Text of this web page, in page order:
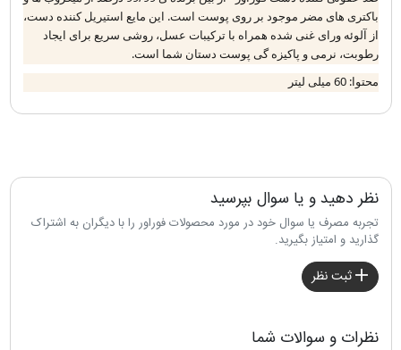
باکتری های مضر موجود بر روی پوست است. این مایع استیریل کننده دست،
از آلوئه ورای غنی شده همراه با ترکیبات عسل، روشی سریع برای ایجاد
رطوبت، نرمی و پاکیزه گی پوست دستان شما است.
محتوا: 60 میلی لیتر
نظر دهید و یا سوال بپرسید
تجربه مصرف یا سوال خود در مورد محصولات فوراور را با دیگران به اشتراک
گذارید و امتیاز بگیرید.
ثبت نظر
نظرات و سوالات شما